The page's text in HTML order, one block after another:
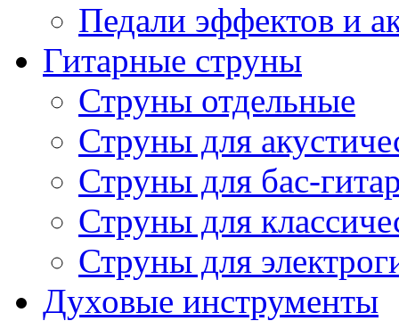
Педали эффектов и
Гитарные струны
Струны отдельные
Струны для
Струны для бас-
Струны для
Струны для
Духовые инструменты